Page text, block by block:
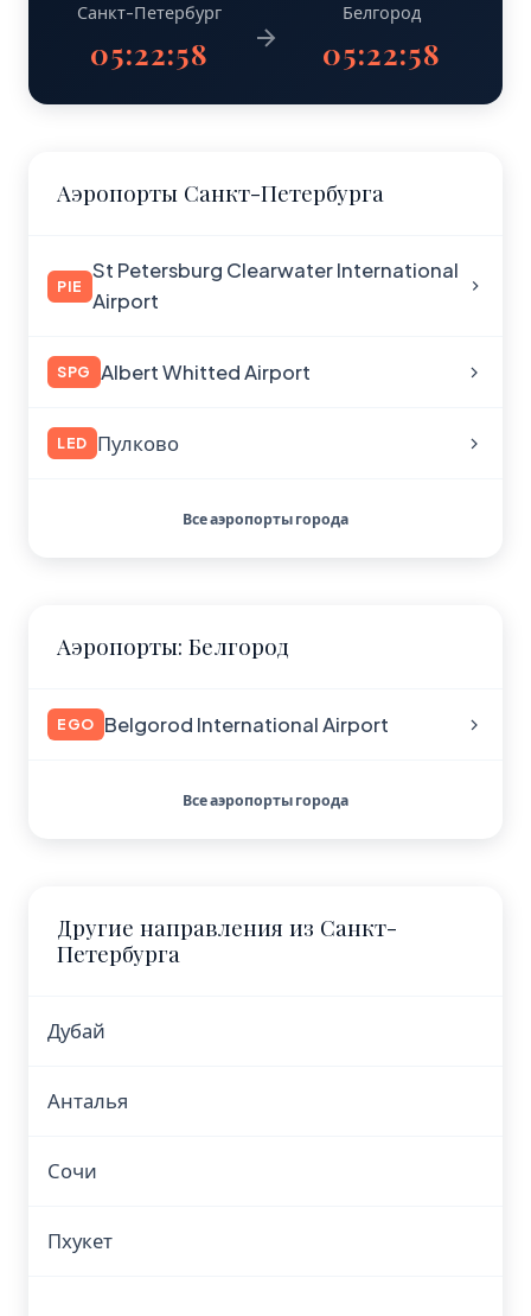
Санкт-Петербург
05:22:58
Белгород
05:22:58
Аэропорты Санкт-Петербурга
PIE
St Petersburg Clearwater International
Airport
SPG Albert Whitted Airport
LED Пулково
Все аэропорты города
Аэропорты: Белгород
EGO Belgorod International Airport
Все аэропорты города
Другие направления из Санкт-
Петербурга
Дубай
Анталья
Сочи
Пхукет